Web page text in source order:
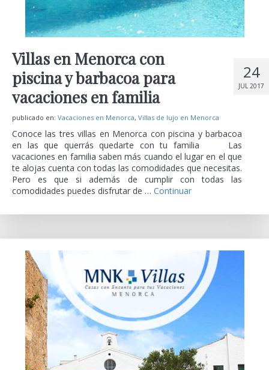
24
JUL 2017
Villas en Menorca con
piscina y barbacoa para
vacaciones en familia
publicado en: Vacaciones en Menorca, Villas de lujo en Menorca
Conoce las tres villas en Menorca con piscina y barbacoa
en las que querrás quedarte con tu familia Las
vacaciones en familia saben más cuando el lugar en el que
te alojas cuenta con todas las comodidades que necesitas.
Pero es que si además de cumplir con todas las
comodidades puedes disfrutar de … Continuar